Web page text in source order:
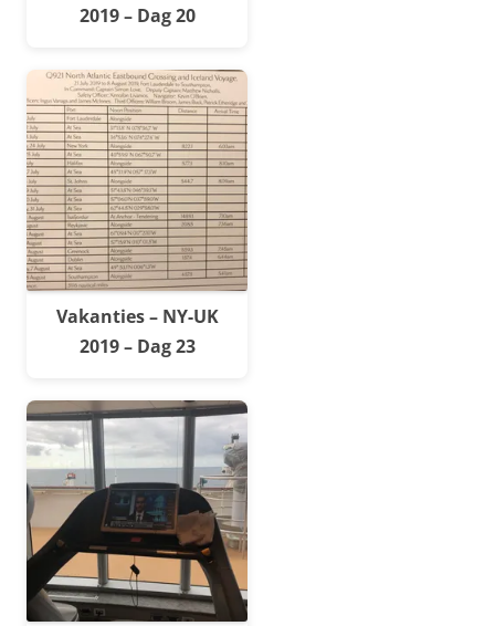
2019 – Dag 20
Vakanties – NY-UK
2019 – Dag 23